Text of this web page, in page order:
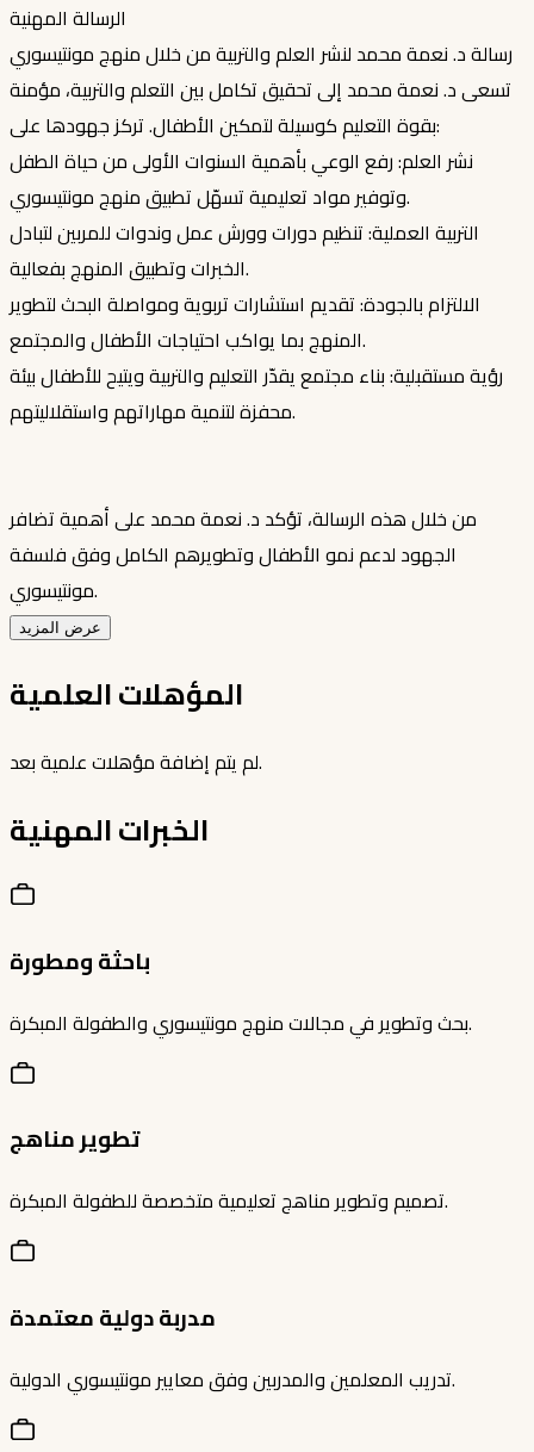
الرسالة المهنية
رسالة د. نعمة محمد لنشر العلم والتربية من خلال منهج مونتيسوري
تسعى د. نعمة محمد إلى تحقيق تكامل بين التعلم والتربية، مؤمنة
بقوة التعليم كوسيلة لتمكين الأطفال. تركز جهودها على:
نشر العلم: رفع الوعي بأهمية السنوات الأولى من حياة الطفل
وتوفير مواد تعليمية تسهّل تطبيق منهج مونتيسوري.
التربية العملية: تنظيم دورات وورش عمل وندوات للمربين لتبادل
الخبرات وتطبيق المنهج بفعالية.
الالتزام بالجودة: تقديم استشارات تربوية ومواصلة البحث لتطوير
المنهج بما يواكب احتياجات الأطفال والمجتمع.
رؤية مستقبلية: بناء مجتمع يقدّر التعليم والتربية ويتيح للأطفال بيئة
محفزة لتنمية مهاراتهم واستقلاليتهم.
من خلال هذه الرسالة، تؤكد د. نعمة محمد على أهمية تضافر
الجهود لدعم نمو الأطفال وتطويرهم الكامل وفق فلسفة
مونتيسوري.
عرض المزيد
المؤهلات العلمية
لم يتم إضافة مؤهلات علمية بعد.
الخبرات المهنية
باحثة ومطورة
بحث وتطوير في مجالات منهج مونتيسوري والطفولة المبكرة.
تطوير مناهج
تصميم وتطوير مناهج تعليمية متخصصة للطفولة المبكرة.
مدربة دولية معتمدة
تدريب المعلمين والمدربين وفق معايير مونتيسوري الدولية.